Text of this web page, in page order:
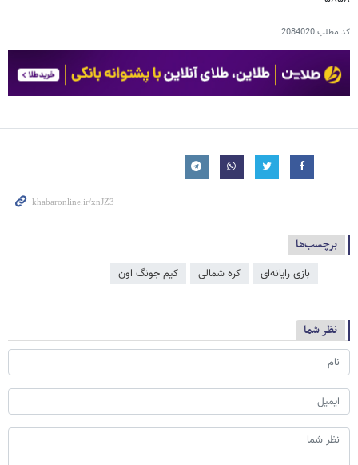
کد مطلب2084020
برچسب‌ها
بازی رایانه‌ای کره شمالی کیم جونگ اون
نظر شما